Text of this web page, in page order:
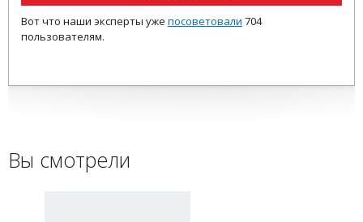
Вот что наши эксперты уже посоветовали 704
пользователям.
Вы смотрели